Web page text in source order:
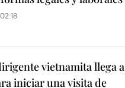
vietnamita llega a
iniciar una visita de